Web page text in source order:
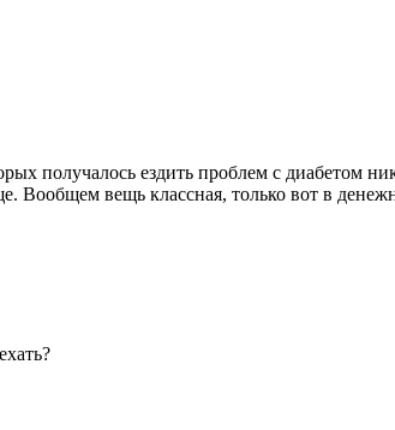
получалось ездить проблем с диабетом
Вообщем вещь классная, только вот в